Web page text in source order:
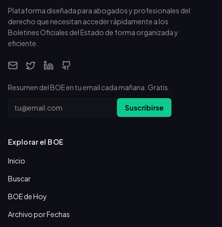
Plataforma diseñada para abogados y profesionales del
derecho que necesitan acceder rápidamente a los
Boletines Oficiales del Estado de forma organizada y
eficiente.
Resumen del BOE en tu email cada mañana. Gratis.
Email Suscribirse
Explorar el BOE
Inicio
Buscar
BOE de Hoy
Archivo por Fechas